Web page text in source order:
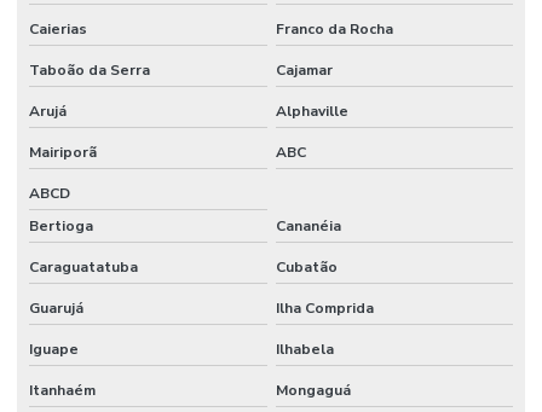
Caierias Franco da Rocha
Taboão da Serra Cajamar
Arujá Alphaville
Mairiporã ABC
ABCD
Bertioga
Cananéia
Caraguatatuba Cubatão
Guarujá Ilha Comprida
Iguape Ilhabela
Itanhaém Mongaguá